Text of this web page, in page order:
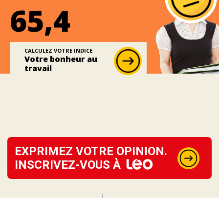
65,4
CALCULEZ VOTRE INDICE
Votre bonheur au
travail
EXPRIMEZ VOTRE OPINION.
INSCRIVEZ-VOUS À